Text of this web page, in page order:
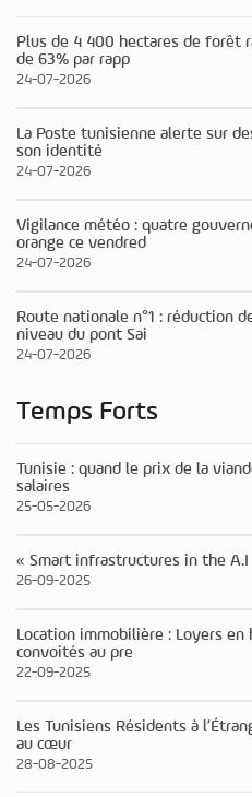
Plus de 4 400 hectares de forêt
de 63% par rapp
24-07-2026
La Poste tunisienne alerte sur
son identité
24-07-2026
Vigilance météo : quatre
orange ce vendred
24-07-2026
Route nationale n°1 : réduction
niveau du pont Sai
24-07-2026
Temps Forts
Tunisie : quand le prix de la
salaires
25-05-2026
« Smart infrastructures in the
26-09-2025
Location immobilière : Loyers
convoités au pre
22-09-2025
Les Tunisiens Résidents à
au cœur
28-08-2025